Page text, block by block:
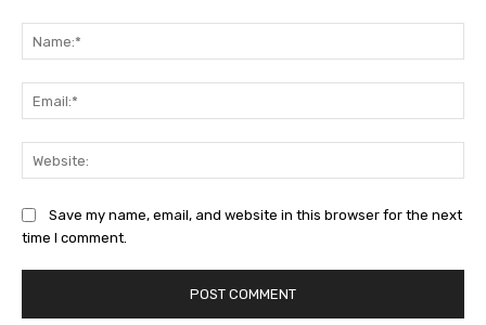
Save my name, email, and website in this browser for the next
time I comment.